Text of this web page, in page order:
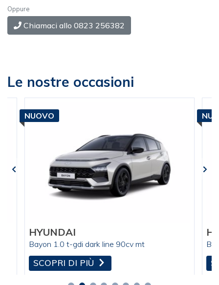
Oppure
Chiamaci allo 0823 256382
Le nostre occasioni
NUOVO
HYUNDAI
Bayon 1.0 t-gdi dark line 90cv mt
SCOPRI DI PIÙ